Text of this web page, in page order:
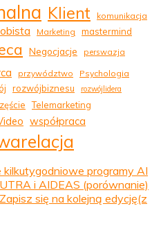
Klient komunikacja
Marketing mastermind
Negocjacje perswazja
przywództwo
Psychologia
rozwójbiznesu rozwójlidera
Telemarketing
współpraca
kilkutygodniowe programy AI
i AIDEAS (porównanie)
się na kolejną edycję(z